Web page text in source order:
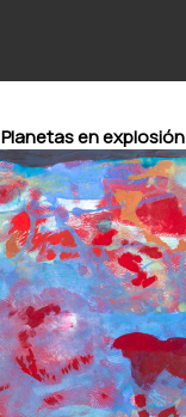
Home
Portfolio
Texts
Bio
Planetas en explosión